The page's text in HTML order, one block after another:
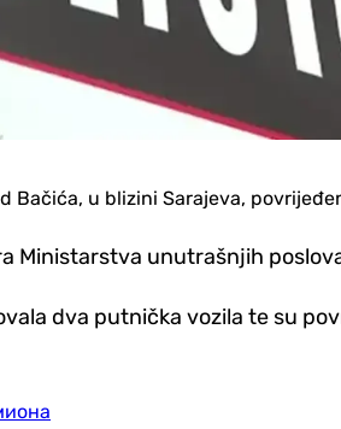
Bačića, u blizini Sarajeva,
Ministarstva unutrašnjih
dva putnička vozila te su